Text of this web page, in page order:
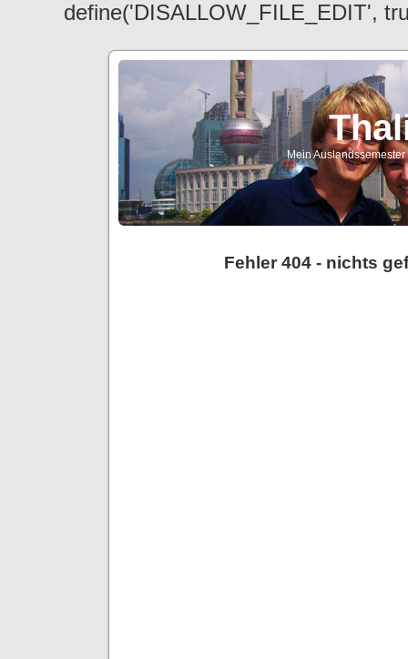
define('DISALLOW_FILE_EDIT',
Mein
Fehler 404 - nichts